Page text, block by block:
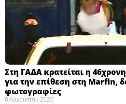
Στη ΓΑΔΑ κρατείται η
για την επίθεση στη Marfin,
φωτογραφίες
6 Αυγούστου 2026